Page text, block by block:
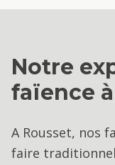
Notre
faïence à
A Rousset, nos
faire